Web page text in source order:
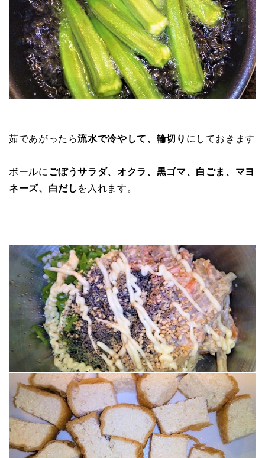
茹であがったら流水で冷やして、輪切り にしておきます
ボールに ごぼうサラダ、オクラ、黒ゴマ、白ごま、マヨ
ネーズ、白だし を入れます。